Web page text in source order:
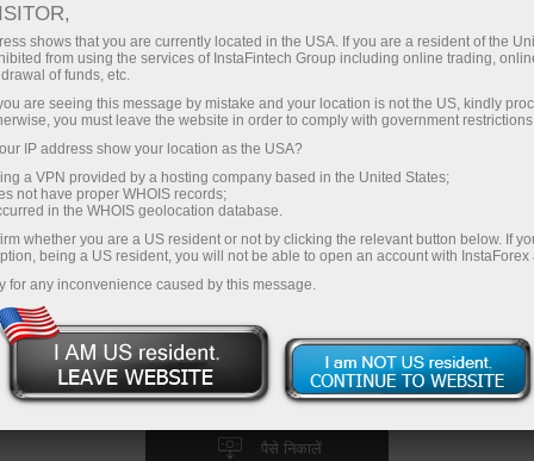
InstaForex समाचार
क्या आप इंस्टाफॉरेक्ष् ट्रेडिंग शेड्यूल में सभी वर्तमान घटनाओं,
प्रतियोगिताओं और परिवर्तनों के बारे में जानना चाहते हैं? फिर
समाचार पृष्ठ पर आपका स्वागत है, जहां सबसे महत्वपूर्ण, उपयोगी
और दिलचस्प सामग्री प्रकाशित की जाती है!
पैसे जमा करें
पैसे निकालें
shows that you are currently located in the USA. If you are a resident of the
from using the services of InstaFintech Group including online trading,
of funds, etc.
are seeing this message by mistake and your location is not the US, kindly
you must leave the website in order to comply with government
IP address show your location as the USA?
a VPN provided by a hosting company based in the United States;
not have proper WHOIS records;
in the WHOIS geolocation database.
whether you are a US resident or not by clicking the relevant button below. If
being a US resident, you will not be able to open an account with InstaForex
for any inconvenience caused by this message.